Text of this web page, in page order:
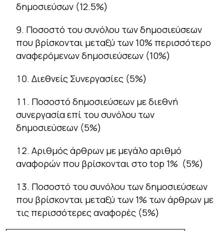
δημοσιεύσων (12.5%)
Ποσοστό του συνόλου των δημοσιεύσεων
που βρίσκονται μεταξύ των 10% περισσότερο
αναφερόμενων δημοσιεύσεων (10%)
Διεθνείς Συνεργασίες (5%)
Ποσοστό δημοσιεύσεων με διεθνή
συνεργασία επί του συνόλου των
δημοσιεύσεων (5%)
Αριθμός άρθρων με μεγάλο αριθμό
αναφορών που βρίσκονται στο top 1% (5%)
Ποσοστό του συνόλου των δημοσιεύσεων
που βρίσκονται μεταξύ των 1% των άρθρων με
τις περισσότερες αναφορές (5%)